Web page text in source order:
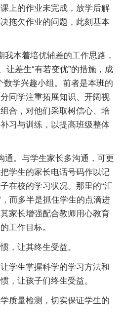
上的作业未完成，放学后解
拖欠作业的问题，此刻基本
本着培优辅差的工作思路，
让差生“有若变优”的措施，成
数学兴趣小组。前者是本班的
同学注重拓展知识、开阔视
合，对他们采取树信心、培
习与训练，以提高班级整体
。与学生家长多沟通，可更
学生的家长电话号码作以记
在校的学习状况。那里的“汇
，而多半是抓住学生的点滴进
家长增强配合教师用心教育
工作目标。
，让其终生受益。
生掌握科学的学习方法和
，让孩子们终生受益。
质量检测，切实保证学生的